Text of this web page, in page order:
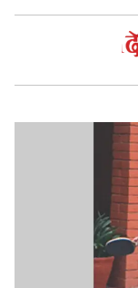
प्रवास
सुचनाहरु